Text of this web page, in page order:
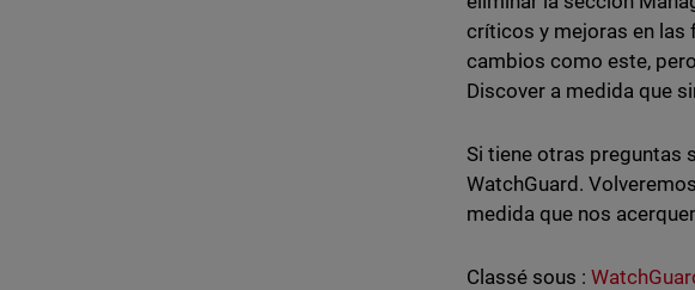
críticos y mejoras en las
cambios como este,
Discover a medida que
Si tiene otras preguntas
WatchGuard.
medida que nos
Classé sous :